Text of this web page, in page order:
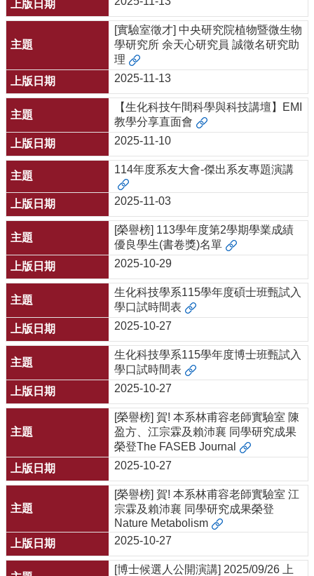
[實驗室徵才] 中央研究院植物暨微生物
學研究所 余天心研究員 誠徵名研究助
理
2025-11-13
【生化科技午間科學與科技講壇】EMI
教學分享直面會
2025-11-10
114年度系友大會-傑出系友專題演講
2025-11-03
[榮譽榜] 113學年度第2學期學業成績
優良學生(書卷獎)名單
2025-10-29
生化科技學系115學年度碩士班甄試入
學口試時間表
2025-10-27
生化科技學系115學年度博士班甄試入
學口試時間表
2025-10-27
[榮譽榜] 賀! 本系林甫容老師實驗室 陳
盈方、江宗霖及賴沛襄 同學研究成果
榮登The FASEB Journal
2025-10-27
[榮譽榜] 賀! 本系林甫容老師實驗室 江
宗霖及賴沛襄 同學研究成果榮登
Nature Metabolism
2025-10-27
[博士候選人公開演講] 2025/09/26 上